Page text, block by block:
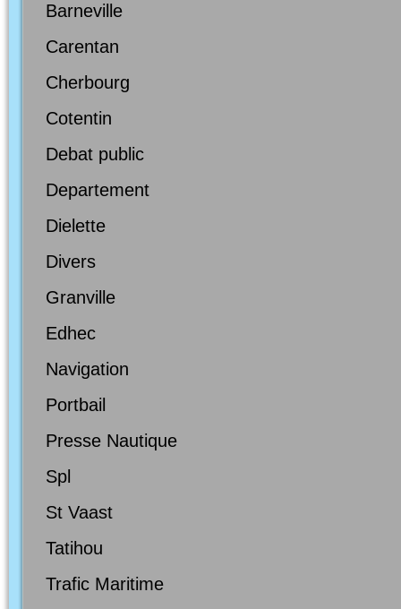
Barneville
Carentan
Cherbourg
Cotentin
Debat public
Departement
Dielette
Divers
Granville
Edhec
Navigation
Portbail
Presse Nautique
Spl
St Vaast
Tatihou
Trafic Maritime